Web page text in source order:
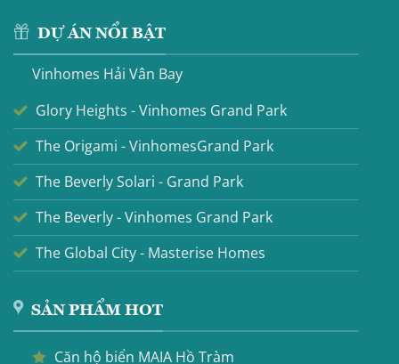
DỰ ÁN NỔI BẬT
Vinhomes Hải Vân Bay
Glory Heights - Vinhomes Grand Park
The Origami - VinhomesGrand Park
The Beverly Solari - Grand Park
The Beverly - Vinhomes Grand Park
The Global City - Masterise Homes
SẢN PHẨM HOT
Căn hộ biển MAIA Hồ Tràm